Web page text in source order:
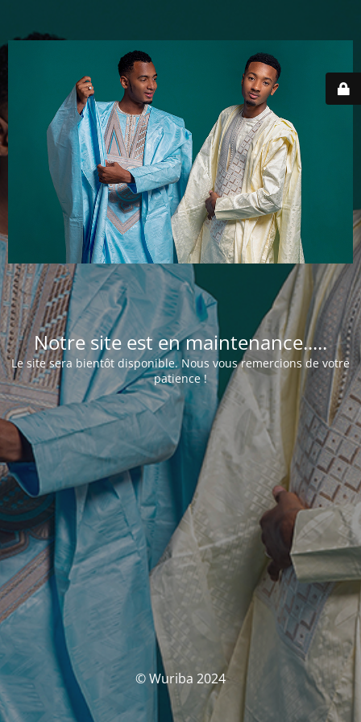
Notre site est en maintenance.....
Le site sera bientôt disponible. Nous vous remercions de votre
patience !
© Wuriba 2024